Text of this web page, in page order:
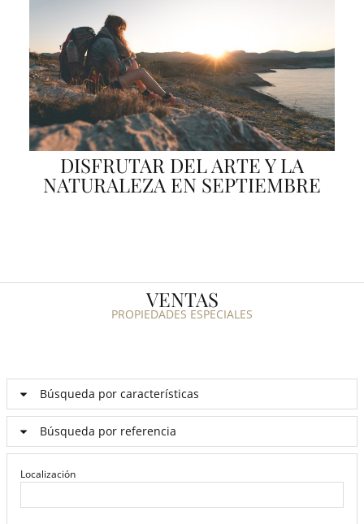
DISFRUTAR DEL ARTE Y LA
NATURALEZA EN SEPTIEMBRE
VENTAS
PROPIEDADES ESPECIALES
Búsqueda por características
Búsqueda por referencia
Localización